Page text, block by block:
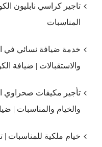
تاجير كراسي نابليون
المناسبات
خدمة ضيافة نسائي في
والاستقبالات | ضيافة
تأجير مكيفات صحراوي
والخيام والمناسبات |
خيام ملكية للمناسبات |